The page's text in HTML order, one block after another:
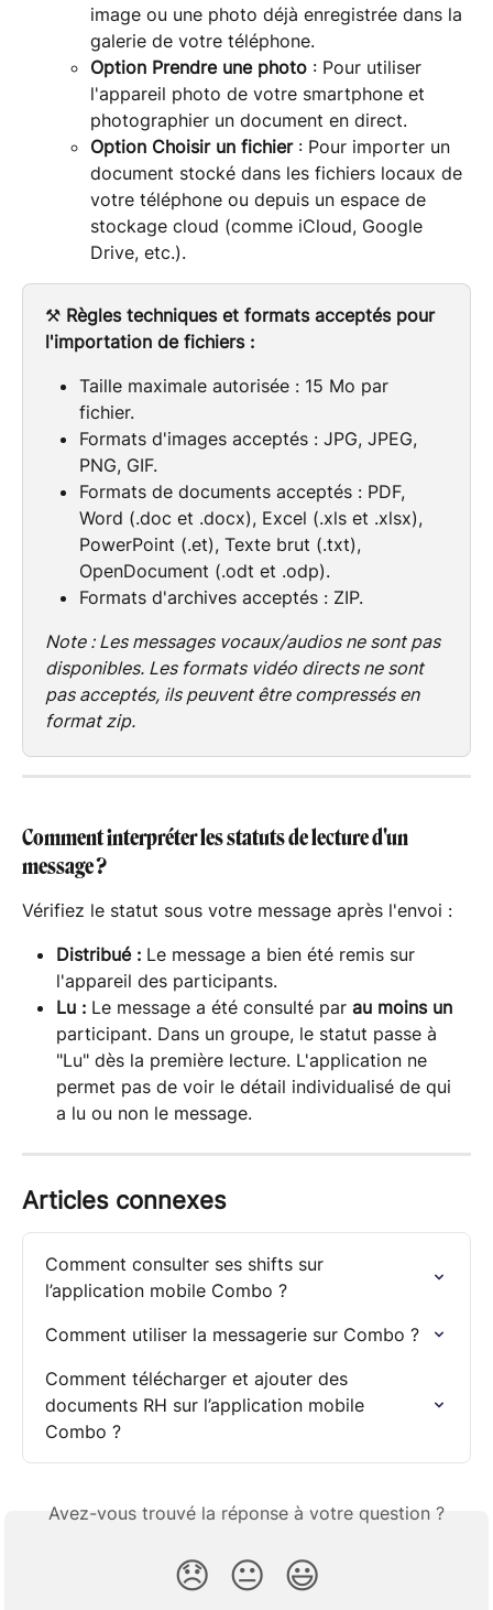
image ou une photo déjà enregistrée dans la
galerie de votre téléphone.
Option Prendre une photo : Pour utiliser
l'appareil photo de votre smartphone et
photographier un document en direct.
Option Choisir un fichier : Pour importer un
document stocké dans les fichiers locaux de
votre téléphone ou depuis un espace de
stockage cloud (comme iCloud, Google
Drive, etc.).
⚒️ Règles techniques et formats acceptés pour
l'importation de fichiers :
Taille maximale autorisée : 15 Mo par
fichier.
Formats d'images acceptés : JPG, JPEG,
PNG, GIF.
Formats de documents acceptés : PDF,
Word (.doc et .docx), Excel (.xls et .xlsx),
PowerPoint (.et), Texte brut (.txt),
OpenDocument (.odt et .odp).
Formats d'archives acceptés : ZIP.
Note : Les messages vocaux/audios ne sont pas
disponibles. Les formats vidéo directs ne sont
pas acceptés, ils peuvent être compressés en
format zip.
Comment interpréter les statuts de lecture d'un
message ?
Vérifiez le statut sous votre message après l'envoi :
Distribué : Le message a bien été remis sur
l'appareil des participants.
Lu : Le message a été consulté par au moins un
participant. Dans un groupe, le statut passe à
"Lu" dès la première lecture. L'application ne
permet pas de voir le détail individualisé de qui
a lu ou non le message.
Articles connexes
Comment consulter ses shifts sur
l’application mobile Combo ?
Comment utiliser la messagerie sur Combo ?
Comment télécharger et ajouter des
documents RH sur l’application mobile
Combo ?
Avez-vous trouvé la réponse à votre question ?
😞 😐 😃